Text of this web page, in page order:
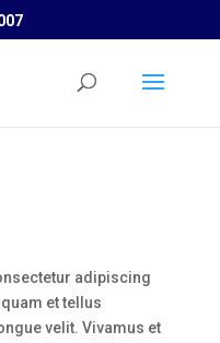
adipiscing
et tellus
velit. Vivamus et